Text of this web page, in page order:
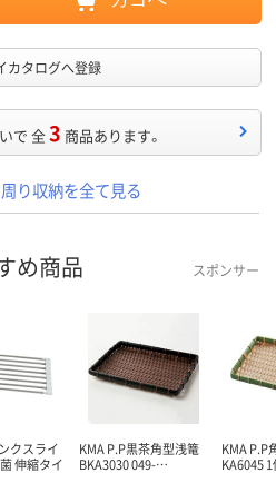
カタログへ登録
いで 全3 商品あります。
り収納を全て見る
め商品 スポンサー
クスライ
伸縮タイ
KMA P.P黒茶角型浅篭
BKA3030 049-…
KMA P.P
KA6045